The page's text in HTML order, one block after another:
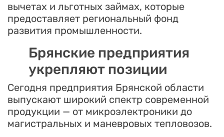
вычетах и льготных займах, которые
предоставляет региональный фонд
развития промышленности.
Брянские предприятия
укрепляют позиции
Сегодня предприятия Брянской области
выпускают широкий спектр современной
продукции — от микроэлектроники до
магистральных и маневровых тепловозов.